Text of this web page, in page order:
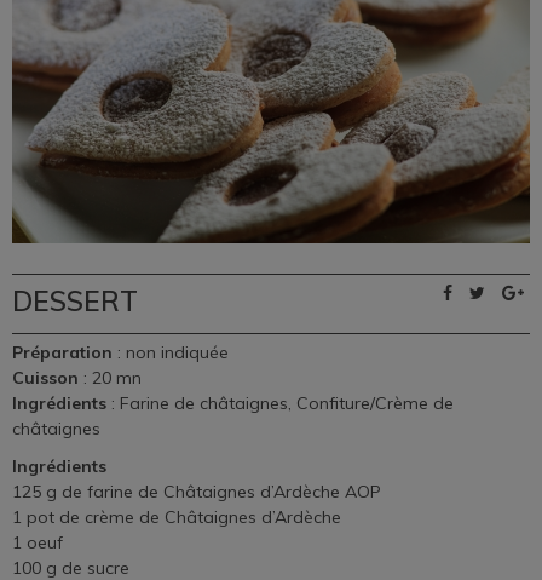
DESSERT
Préparation : non indiquée
Cuisson : 20 mn
Ingrédients : Farine de châtaignes, Confiture/Crème de
châtaignes
Ingrédients
125 g de farine de Châtaignes d’Ardèche AOP
1 pot de crème de Châtaignes d’Ardèche
1 oeuf
100 g de sucre